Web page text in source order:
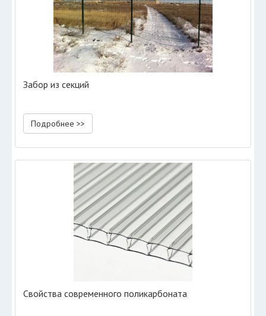
Забор из секций
Подробнее >>
Свойства современного поликарбоната